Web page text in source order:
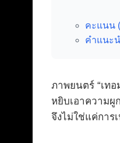
คะแนน
คำแนะน
ภาพยนตร์ “เท
หยิบเอาความ
จึงไม่ใช่แค่การ